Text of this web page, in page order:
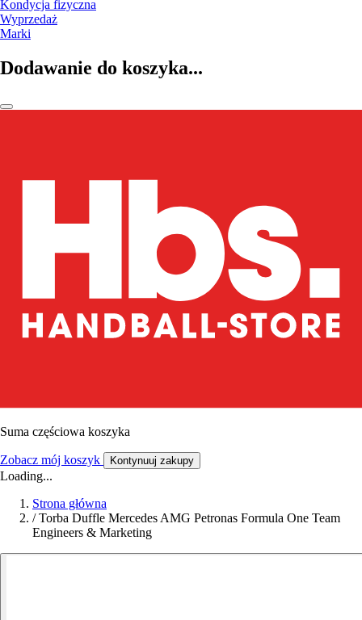
Kondycja fizyczna
Wyprzedaż
Marki
Dodawanie do koszyka...
Suma częściowa koszyka
Zobacz mój koszyk Kontynuuj zakupy
Loading...
Strona główna
/ Torba Duffle Mercedes AMG Petronas Formula One Team
Engineers & Marketing